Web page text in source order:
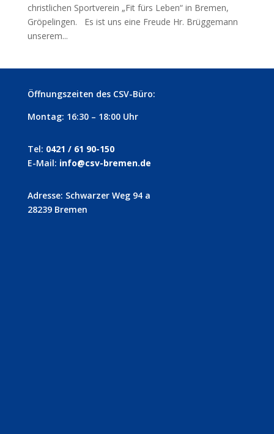
christlichen Sportverein „Fit fürs Leben“ in Bremen,
Gröpelingen. Es ist uns eine Freude Hr. Brüggemann
unserem...
Öffnungszeiten des CSV-Büro:
Montag: 16:30 – 18:00 Uhr
Tel: 0421 / 61 90-150
E-Mail: info@csv-bremen.de
Adresse: Schwarzer Weg 94 a
28239 Bremen